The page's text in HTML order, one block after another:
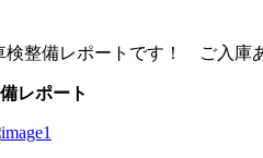
レポートです！ ご入庫あ
レポート